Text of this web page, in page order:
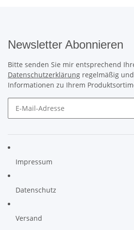
Newsletter Abonnieren
Bitte senden Sie mir entsprechend
Datenschutzerklärung regelmäßig
Informationen zu Ihrem
Impressum
Datenschutz
Versand